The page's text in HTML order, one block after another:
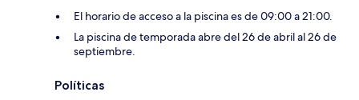
El horario de acceso a la piscina es de 09:00 a 21:00.
La piscina de temporada abre del 26 de abril al 26 de
septiembre.
Políticas